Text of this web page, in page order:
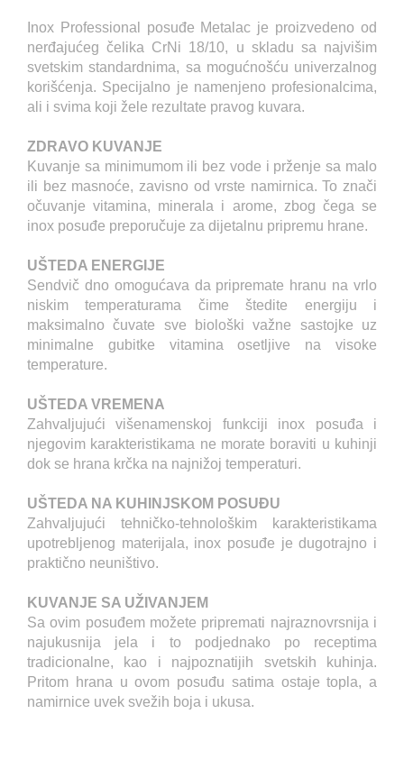
Inox Professional posuđe Metalac je proizvedeno od
nerđajućeg čelika CrNi 18/10, u skladu sa najvišim
svetskim standardnima, sa mogućnošću univerzalnog
korišćenja. Specijalno je namenjeno profesionalcima,
ali i svima koji žele rezultate pravog kuvara.
ZDRAVO KUVANJE
Kuvanje sa minimumom ili bez vode i prženje sa malo
ili bez masnoće, zavisno od vrste namirnica. To znači
očuvanje vitamina, minerala i arome, zbog čega se
inox posuđe preporučuje za dijetalnu pripremu hrane.
UŠTEDA ENERGIJE
Sendvič dno omogućava da pripremate hranu na vrlo
niskim temperaturama čime štedite energiju i
maksimalno čuvate sve biološki važne sastojke uz
minimalne gubitke vitamina osetljive na visoke
temperature.
UŠTEDA VREMENA
Zahvaljujući višenamenskoj funkciji inox posuđa i
njegovim karakteristikama ne morate boraviti u kuhinji
dok se hrana krčka na najnižoj temperaturi.
UŠTEDA NA KUHINJSKOM POSUĐU
Zahvaljujući tehničko-tehnološkim karakteristikama
upotrebljenog materijala, inox posuđe je dugotrajno i
praktično neuništivo.
KUVANJE SA UŽIVANJEM
Sa ovim posuđem možete pripremati najraznovrsnija i
najukusnija jela i to podjednako po receptima
tradicionalne, kao i najpoznatijih svetskih kuhinja.
Pritom hrana u ovom posuđu satima ostaje topla, a
namirnice uvek svežih boja i ukusa.